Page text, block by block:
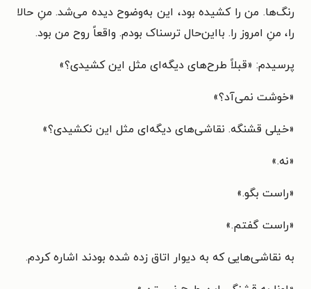
رنگ‌ها. من را کشیده بود، این به‌وضوح دیده می‌شد. منِ حالا
را، منِ امروز را. بااین‌حال ترسناک بودم. واقعاً روح من بود.
پرسیدم: «قبلاً طرح‌های دیگه‌ای مثل این کشیدی؟»
«خوشت نمی‌آد؟»
«خیلی قشنگه. نقاشی‌های دیگه‌ای مثل این نکشیدی؟»
«نه.»
«راست بگو.»
«راست گفتم.»
به نقاشی‌هایی که به دیوار اتاق زده شده بودند اشاره کردم.